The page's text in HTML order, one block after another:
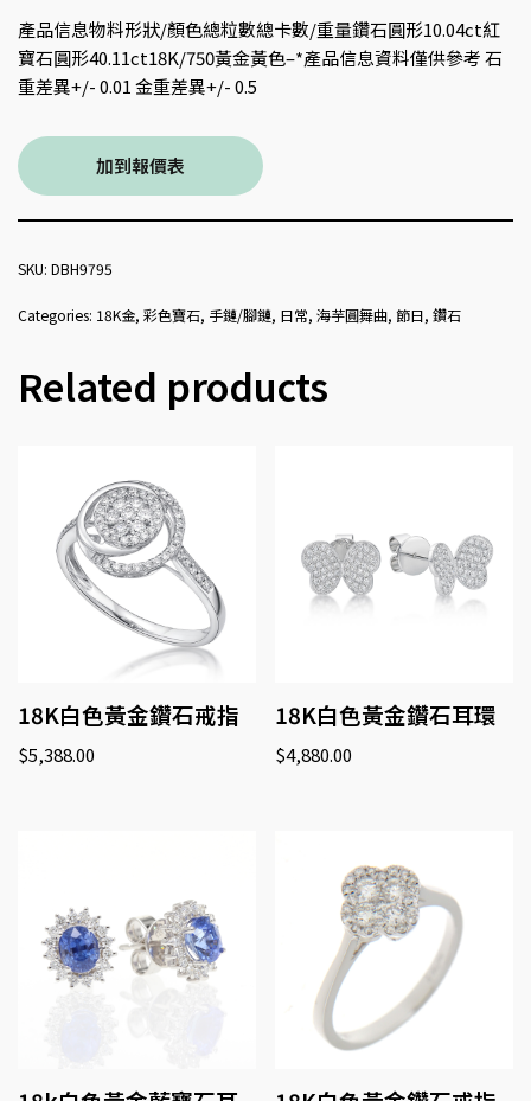
產品信息物料形狀/顏色總粒數總卡數/重量鑽石圓形10.04ct紅
寶石圓形40.11ct18K/750黃金黃色–*產品信息資料僅供參考 石
重差異+/- 0.01 金重差異+/- 0.5
加到報價表
SKU: DBH9795
Categories: 18K金, 彩色寶石, 手鏈/腳鏈, 日常, 海芋圓舞曲, 節日, 鑽石
Related products
18K白色黃金鑽石戒指
$5,388.00
18K白色黃金鑽石耳環
$4,880.00